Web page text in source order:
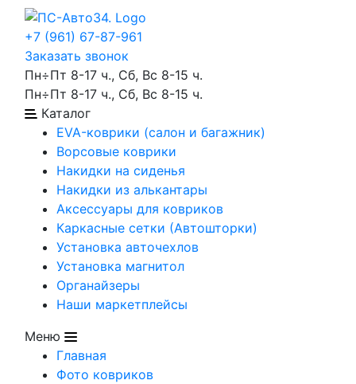
+7 (961) 67-87-961
Заказать звонок
Пн÷Пт 8-17 ч., Сб, Вс 8-15 ч.
Пн÷Пт 8-17 ч., Сб, Вс 8-15 ч.
Каталог
EVA-коврики (салон и багажник)
Ворсовые коврики
Накидки на сиденья
Накидки из алькантары
Аксессуары для ковриков
Каркасные сетки (Автошторки)
Установка авточехлов
Установка магнитол
Органайзеры
Наши маркетплейсы
Меню
Главная
Фото ковриков